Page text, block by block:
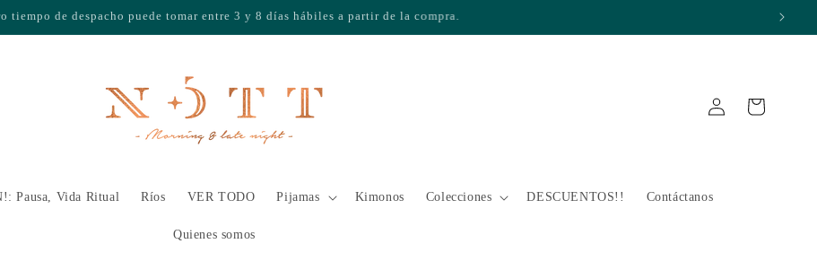
Envío gratis por compras superiores a $400.000
Pausa, Vida Ritual Ríos VER TODO Pijamas Kimonos Colecciones DESCUENTOS!! Contáctanos
Quienes somos
Iniciar
sesión
Carrito